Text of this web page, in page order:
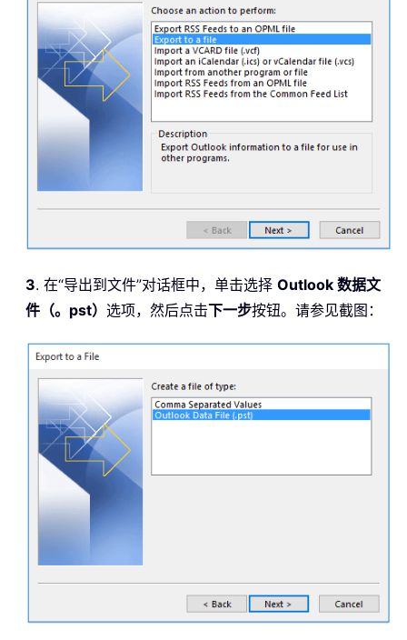
3. 在“导出到文件”对话框中，单击选择 Outlook 数据文
件（。pst） 选项，然后点击下一步按钮。请参见截图：